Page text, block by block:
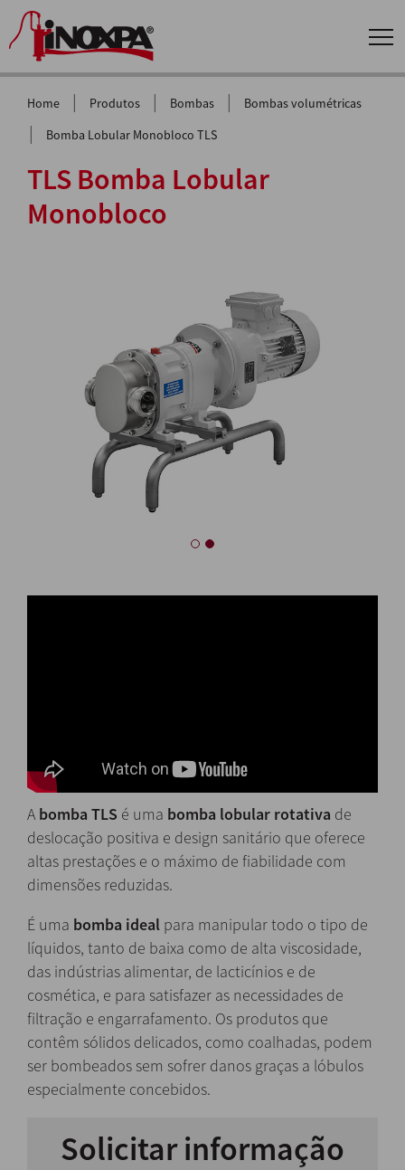
Home | Produtos | Bombas | Bombas volumétricas
| Bomba Lobular Monobloco TLS
TLS Bomba Lobular
Monobloco
A bomba TLS é uma bomba lobular rotativa de
deslocação positiva e design sanitário que oferece
altas prestações e o máximo de fiabilidade com
dimensões reduzidas.
É uma bomba ideal para manipular todo o tipo de
líquidos, tanto de baixa como de alta viscosidade,
das indústrias alimentar, de lacticínios e de
cosmética, e para satisfazer as necessidades de
filtração e engarrafamento. Os produtos que
contêm sólidos delicados, como coalhadas, podem
ser bombeados sem sofrer danos graças a lóbulos
especialmente concebidos.
Solicitar informação